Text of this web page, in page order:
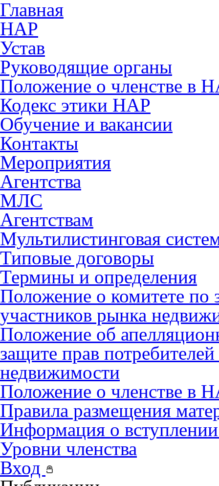
Главная
НАР
Устав
Руководящие органы
Положение о членстве в
Кодекс этики НАР
Обучение и вакансии
Контакты
Мероприятия
Агентства
МЛС
Агентствам
Мультилистинговая
Типовые договоры
Термины и определения
Положение о комитете по
участников рынка
Положение об
защите прав
недвижимости
Положение о членстве в
Правила размещения
Информация о
Уровни членства
Вход